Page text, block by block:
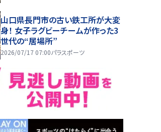
山口県長門市の古い鉄工所が大変
身！ 女子ラグビーチームが作った3
世代の“居場所”
2026/07/17 07:00パラスポーツ